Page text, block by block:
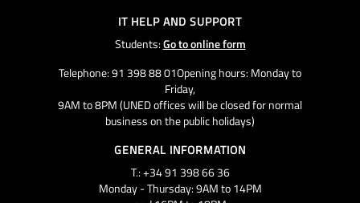
IT HELP AND SUPPORT
Students:Go to online form
Telephone: 91 398 88 01Opening hours: Monday to
Friday,
9AM to 8PM (UNED offices will be closed for normal
business on the public holidays)
GENERAL INFORMATION
T.: +34 91 398 66 36
Monday - Thursday: 9AM to 14PM